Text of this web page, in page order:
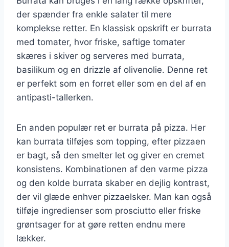
der spænder fra enkle salater til mere
komplekse retter. En klassisk opskrift er burrata
med tomater, hvor friske, saftige tomater
skæres i skiver og serveres med burrata,
basilikum og en drizzle af olivenolie. Denne ret
er perfekt som en forret eller som en del af en
antipasti-tallerken.
En anden populær ret er burrata på pizza. Her
kan burrata tilføjes som topping, efter pizzaen
er bagt, så den smelter let og giver en cremet
konsistens. Kombinationen af den varme pizza
og den kolde burrata skaber en dejlig kontrast,
der vil glæde enhver pizzaelsker. Man kan også
tilføje ingredienser som prosciutto eller friske
grøntsager for at gøre retten endnu mere
lækker.